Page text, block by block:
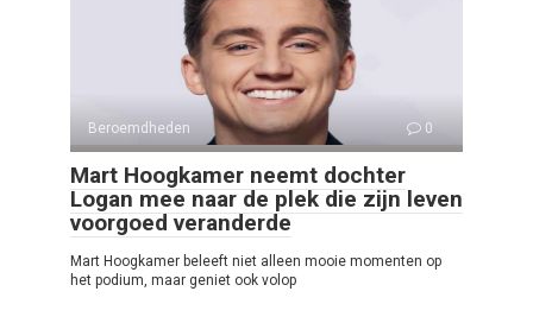
Beroemdheden 0
Mart Hoogkamer neemt dochter
Logan mee naar de plek die zijn leven
voorgoed veranderde
Mart Hoogkamer beleeft niet alleen mooie momenten op
het podium, maar geniet ook volop